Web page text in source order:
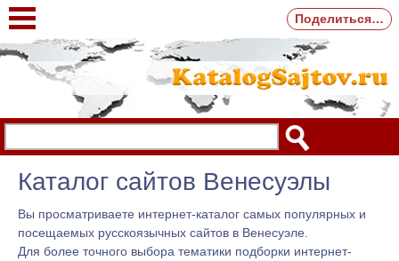
Каталог сайтов Венесуэлы
Вы просматриваете интернет-каталог самых популярных и
посещаемых русскоязычных сайтов в Венесуэле.
Для более точного выбора тематики подборки интернет-
Поделиться…